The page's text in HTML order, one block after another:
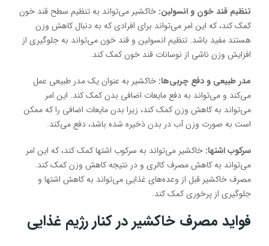
تنظیم قند خون و انسولین: خاکشیر می‌تواند به تنظیم سطح قند خون
کمک کند، که این امر می‌تواند برای افرادی که به دنبال کاهش وزن
هستند مفید باشد. تنظیم انسولین و قند خون می‌تواند به جلوگیری از
افزایش وزن ناشی از نوسانات قند خون کمک کند.
مدر طبیعی و دفع چربی‌ها: خاکشیر به عنوان یک مدر طبیعی عمل
می‌کند و می‌تواند به دفع مایعات اضافی بدن کمک کند. این امر
می‌تواند به کاهش وزن کمک کند، زیرا بدن مایعات اضافی را که ممکن
است به صورت وزن آب در بدن ذخیره شده باشد، دفع می‌کند.
سرکوب اشتها: خاکشیر می‌تواند به سرکوب اشتها کمک کند، که این امر
می‌تواند به کاهش مصرف کالری و در نتیجه کاهش وزن کمک کند.
مصرف خاکشیر قبل از وعده‌های غذایی می‌تواند به کاهش اشتها و
جلوگیری از پرخوری کمک کند.
فواید مصرف خاکشیر در کنار رژیم غذایی